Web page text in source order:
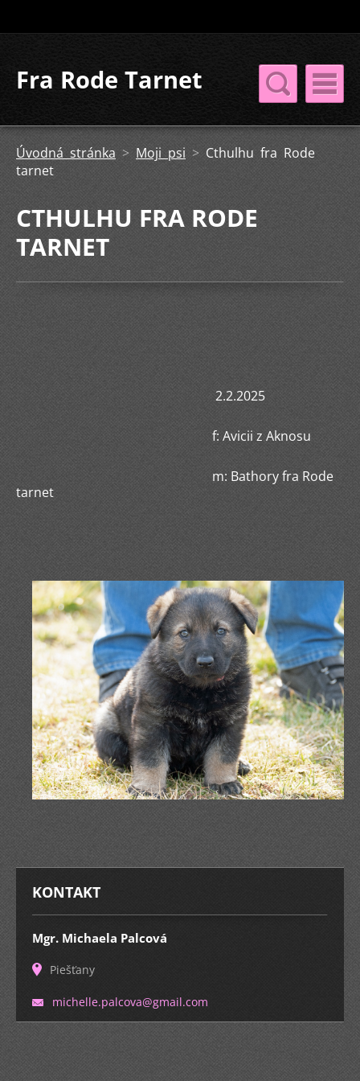
Fra Rode Tarnet
Úvodná stránka > Moji psi > Cthulhu fra Rode
tarnet
CTHULHU FRA RODE
TARNET
2.2.2025
f: Avicii z Aknosu
m: Bathory fra Rode
tarnet
KONTAKT
Mgr. Michaela Palcová
Piešťany
michelle.palcova@gmail.com